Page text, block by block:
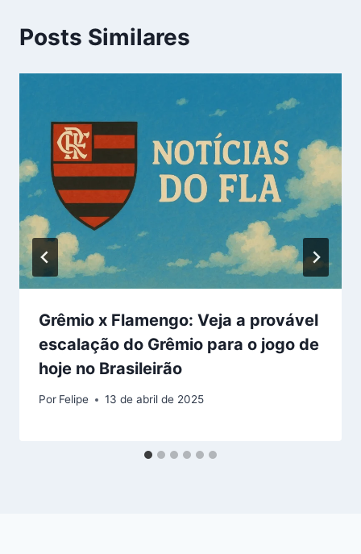
Posts Similares
Grêmio x Flamengo: Veja a provável
escalação do Grêmio para o jogo de
hoje no Brasileirão
Por Felipe 13 de abril de 2025